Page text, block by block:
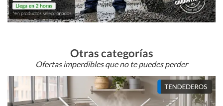
Otras categorías
Ofertas imperdibles que no te puedes perder